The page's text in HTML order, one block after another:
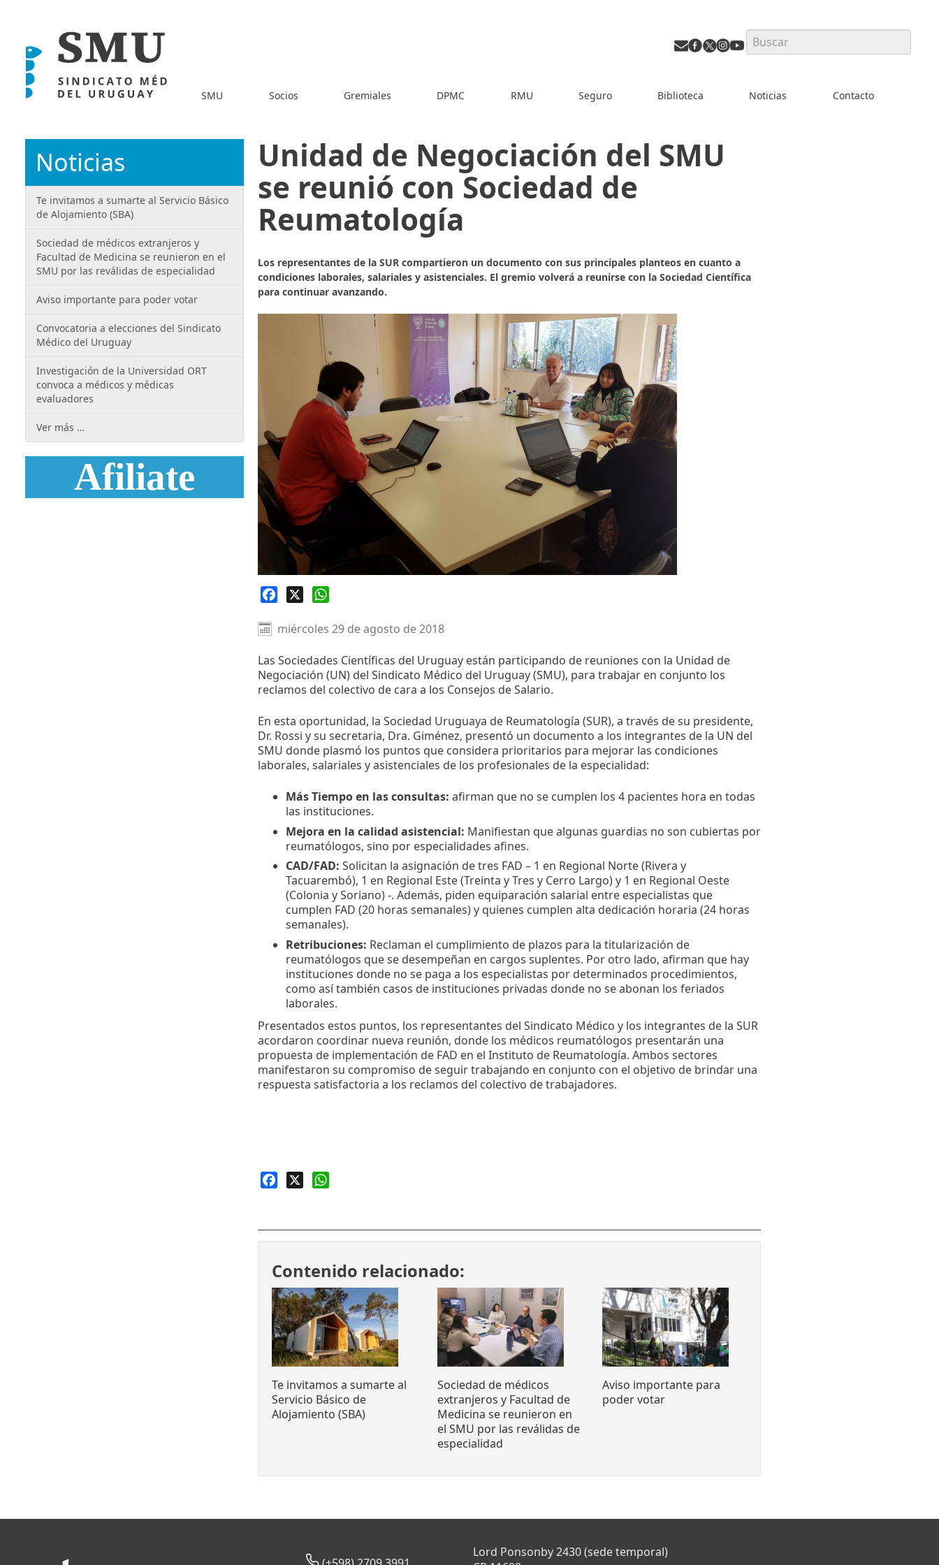
Search
SMU Socios Gremiales DPMC RMU Seguro Biblioteca Noticias Contacto
Unidad de Negociación del SMU
se reunió con Sociedad de
Reumatología
Los representantes de la SUR compartieron un documento con sus principales planteos en cuanto a
condiciones laborales, salariales y asistenciales. El gremio volverá a reunirse con la Sociedad Científica
para continuar avanzando.
Facebook
miércoles 29 de agosto de 2018
Las Sociedades Científicas del Uruguay están participando de reuniones con la Unidad de
Negociación (UN) del Sindicato Médico del Uruguay (SMU), para trabajar en conjunto los
reclamos del colectivo de cara a los Consejos de Salario.
En esta oportunidad, la Sociedad Uruguaya de Reumatología (SUR), a través de su presidente,
Dr. Rossi y su secretaria, Dra. Giménez, presentó un documento a los integrantes de la UN del
SMU donde plasmó los puntos que considera prioritarios para mejorar las condiciones
laborales, salariales y asistenciales de los profesionales de la especialidad:
Más Tiempo en las consultas: afirman que no se cumplen los 4 pacientes hora en todas
las instituciones.
Mejora en la calidad asistencial: Manifiestan que algunas guardias no son cubiertas por
reumatólogos, sino por especialidades afines.
CAD/FAD: Solicitan la asignación de tres FAD – 1 en Regional Norte (Rivera y
Tacuarembó), 1 en Regional Este (Treinta y Tres y Cerro Largo) y 1 en Regional Oeste
(Colonia y Soriano) -. Además, piden equiparación salarial entre especialistas que
cumplen FAD (20 horas semanales) y quienes cumplen alta dedicación horaria (24 horas
semanales).
Retribuciones: Reclaman el cumplimiento de plazos para la titularización de
reumatólogos que se desempeñan en cargos suplentes. Por otro lado, afirman que hay
instituciones donde no se paga a los especialistas por determinados procedimientos,
como así también casos de instituciones privadas donde no se abonan los feriados
laborales.
Presentados estos puntos, los representantes del Sindicato Médico y los integrantes de la SUR
acordaron coordinar nueva reunión, donde los médicos reumatólogos presentarán una
propuesta de implementación de FAD en el Instituto de Reumatología. Ambos sectores
manifestaron su compromiso de seguir trabajando en conjunto con el objetivo de brindar una
respuesta satisfactoria a los reclamos del colectivo de trabajadores.
Facebook
Contenido relacionado:
Te invitamos a sumarte al
Servicio Básico de
Alojamiento (SBA)
Sociedad de médicos
extranjeros y Facultad de
Medicina se reunieron en
el SMU por las reválidas de
especialidad
Aviso importante para
poder votar
Noticias
Te invitamos a sumarte al Servicio Básico
de Alojamiento (SBA)
Sociedad de médicos extranjeros y
Facultad de Medicina se reunieron en el
SMU por las reválidas de especialidad
Aviso importante para poder votar
Convocatoria a elecciones del Sindicato
Médico del Uruguay
Investigación de la Universidad ORT
convoca a médicos y médicas
evaluadores
Ver más …
Afiliate
Lord Ponsonby 2430 (sede temporal)